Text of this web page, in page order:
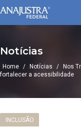
Notícias
Home / Notícias / Nos
fortalecer a acessibilidade
INCLUSÃO